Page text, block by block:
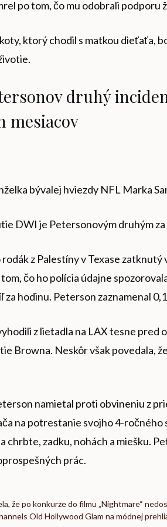
po tom, čo mu odobrali podporu
ktorý chodil s matkou dieťaťa,
druhý
mesiacov
bývalej hviezdy NFL Marka
DWI je Petersonovým druhým
z Palestíny v Texase
čo ho polícia údajne
za hodinu. Peterson zaznamenal
z lietadla na LAX tesne pred
Browna. Neskôr však povedala,
namietal proti obvineniu z
na potrestanie svojho 4-
chrbte, zadku, nohách a miešku.
prác.
že po konkurze do filmu „Nightmare“
Old Hollywood Glam na módnej